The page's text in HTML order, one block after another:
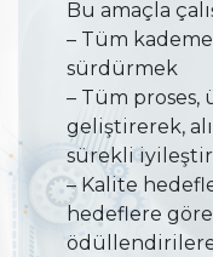
Bu amaçla
– Tüm
sürdürmek
– Tüm
geliştirerek,
sürekli
– Kalite
hedeflere